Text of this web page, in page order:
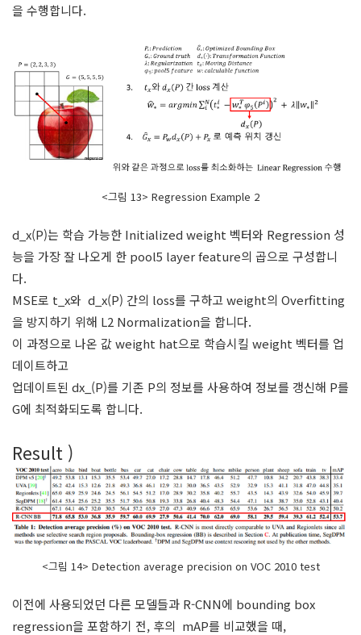
을 수행합니다.
<그림 13> Regression Example 2
d_x(P)는 학습 가능한 Initialized weight 벡터와 Regression 성
능을 가장 잘 나오게 한 pool5 layer feature의 곱으로 구성합니
다.
MSE로 t_x와 d_x(P) 간의 loss를 구하고 weight의 Overfitting
을 방지하기 위해 L2 Normalization을 합니다.
이 과정으로 나온 값 weight hat으로 학습시킬 weight 벡터를 업
데이트하고
업데이트된 dx_(P)를 기존 P의 정보를 사용하여 정보를 갱신해 P를
G에 최적화되도록 합니다.
Result )
<그림 14> Detection average precision on VOC 2010 test
이전에 사용되었던 다른 모델들과 R-CNN에 bounding box
regression을 포함하기 전, 후의 mAP를 비교했을 때,